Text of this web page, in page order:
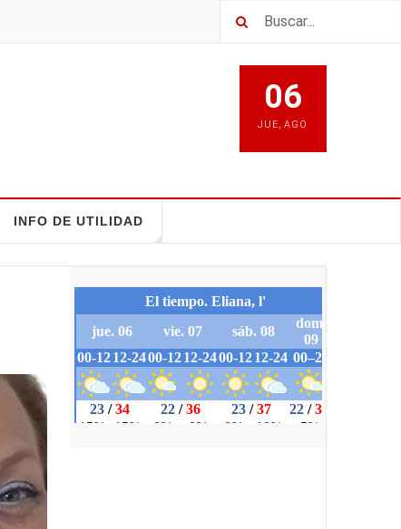
06
JUE,AGO
INFO DE UTILIDAD